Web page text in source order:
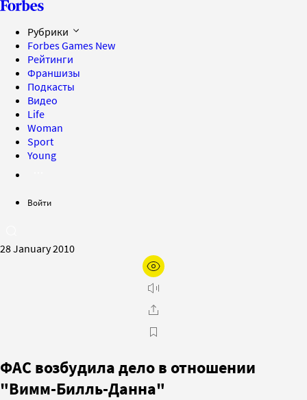
Рубрики
Forbes Games New
Рейтинги
Франшизы
Подкасты
Видео
Life
Woman
Sport
Young
Войти
28 January 2010
ФАС возбудила дело в отношении
"Вимм-Билль-Данна"